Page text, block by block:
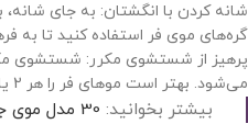
شانه کردن با انگشتان: به جای شانه،
گره‌های موی فر استفاده کنید تا به
پرهیز از شستشوی مکرر: شستشوی
می‌شود. بهتر است موهای فر را هر 2 یا 3 روز یکبار بشویید.
بیشتر بخوانید: 30 مدل موی جدید و شیک مجلسی دخترانه